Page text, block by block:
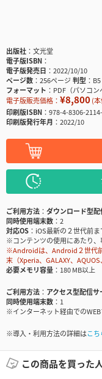
出版社
文光堂
電子版ISBN
電子版発売日
2022/10/10
ページ数
256ページ判型
B5
フォーマット
PDF（パソコン
電子版販売価格： ¥8,800(
印刷版ISBN
978-4-8306-
印刷版発行年月
2022/10
ご利用方法
ダウンロード型配
同時使用端末数
2
対応OS
iOS最新の２世代前
※コンテンツの使用にあたり
※Androidは、Android２世代
末（Xperia、GALAXY、
必要メモリ容量
180 MB以上
ご利用方法
アクセス型配信サ
同時使用端末数
1
※インターネット経由での
※導入・利用方法の詳細はこち
この商品を買った